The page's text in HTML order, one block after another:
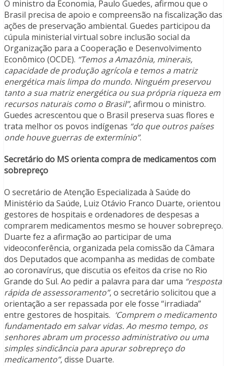
O ministro da Economia, Paulo Guedes, afirmou que o
Brasil precisa de apoio e compreensão na fiscalização das
ações de preservação ambiental. Guedes participou da
cúpula ministerial virtual sobre inclusão social da
Organização para a Cooperação e Desenvolvimento
Econômico (OCDE). “Temos a Amazônia, minerais,
capacidade de produção agrícola e temos a matriz
energética mais limpa do mundo. Ninguém preservou
tanto a sua matriz energética ou sua própria riqueza em
recursos naturais como o Brasil”, afirmou o ministro.
Guedes acrescentou que o Brasil preserva suas flores e
trata melhor os povos indígenas “do que outros países
onde houve guerras de extermínio”.
Secretário do MS orienta compra de medicamentos com
sobrepreço
O secretário de Atenção Especializada à Saúde do
Ministério da Saúde, Luiz Otávio Franco Duarte, orientou
gestores de hospitais e ordenadores de despesas a
comprarem medicamentos mesmo se houver sobrepreço.
Duarte fez a afirmação ao participar de uma
videoconferência, organizada pela comissão da Câmara
dos Deputados que acompanha as medidas de combate
ao coronavírus, que discutia os efeitos da crise no Rio
Grande do Sul. Ao pedir a palavra para dar uma “resposta
rápida de assessoramento”, o secretário solicitou que a
orientação a ser repassada por ele fosse “irradiada”
entre gestores de hospitais. ‘Comprem o medicamento
fundamentado em salvar vidas. Ao mesmo tempo, os
senhores abram um processo administrativo ou uma
simples sindicância para apurar sobrepreço do
medicamento”, disse Duarte.